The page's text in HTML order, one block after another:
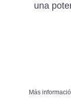
una
Más